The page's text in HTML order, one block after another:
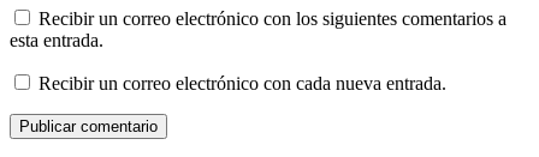
Recibir un correo electrónico con los siguientes comentarios a
esta entrada.
Recibir un correo electrónico con cada nueva entrada.